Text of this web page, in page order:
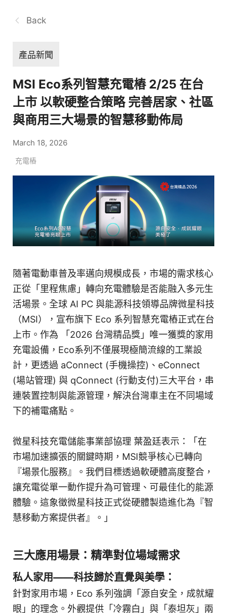
Back
產品新聞
MSI Eco系列智慧充電樁 2/25 在台
上市 以軟硬整合策略 完善居家、社區
與商用三大場景的智慧移動佈局
March 18, 2026
充電樁
隨著電動車普及率邁向規模成長，市場的需求核心
正從「里程焦慮」轉向充電體驗是否能融入多元生
活場景。全球 AI PC 與能源科技領導品牌微星科技
（MSI），宣布旗下 Eco 系列智慧充電樁正式在台
上市。作為 「2026 台灣精品獎」唯一獲獎的家用
充電設備，Eco系列不僅展現極簡流線的工業設
計，更透過 aConnect (手機操控)、eConnect
(場站管理) 與 qConnect (行動支付)三大平台，串
連裝置控制與能源管理，解決台灣車主在不同場域
下的補電痛點。
微星科技充電儲能事業部協理 葉盈廷表示：「在
市場加速擴張的關鍵時期，MSI競爭核心已轉向
『場景化服務』。我們目標透過軟硬體高度整合，
讓充電從單一動作提升為可管理、可最佳化的能源
體驗。這象徵微星科技正式從硬體製造進化為『智
慧移動方案提供者』。」
三大應用場景：精準對位場域需求
私人家用——科技歸於直覺與美學：
針對家用市場，Eco 系列強調「源自安全，成就耀
眼」的理念。外觀提供「冷霧白」與「泰坦灰」兩